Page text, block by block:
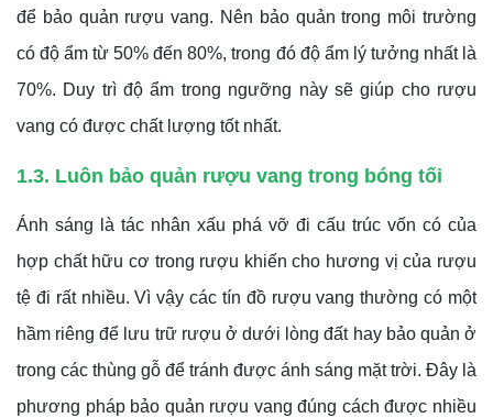
để bảo quản rượu vang. Nên bảo quản trong môi trường
có độ ẩm từ 50% đến 80%, trong đó độ ẩm lý tưởng nhất là
70%. Duy trì độ ẩm trong ngưỡng này sẽ giúp cho rượu
vang có được chất lượng tốt nhất.
1.3. Luôn bảo quản rượu vang trong bóng tối
Ánh sáng là tác nhân xấu phá vỡ đi cấu trúc vốn có của
hợp chất hữu cơ trong rượu khiến cho hương vị của rượu
tệ đi rất nhiều. Vì vậy các tín đồ rượu vang thường có một
hầm riêng để lưu trữ rượu ở dưới lòng đất hay bảo quản ở
trong các thùng gỗ để tránh được ánh sáng mặt trời. Đây là
phương pháp bảo quản rượu vang đúng cách được nhiều